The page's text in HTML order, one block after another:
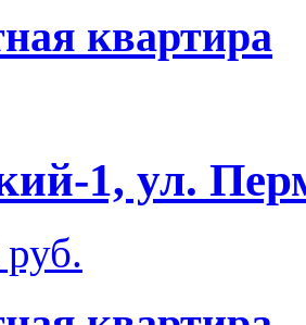
квартира
1, ул.